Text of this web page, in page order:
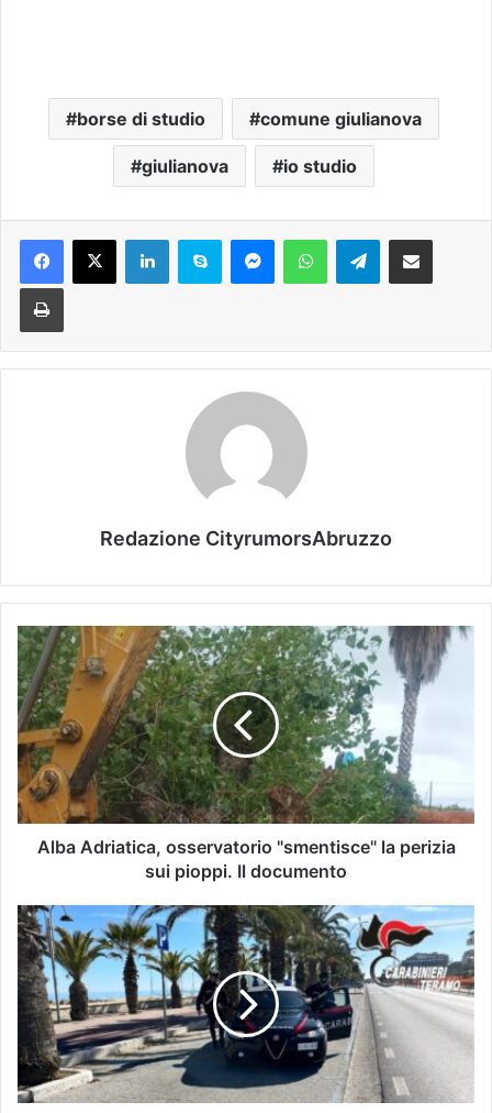
borse di studio comune giulianova
giulianova io studio
Telegram
Redazione CityrumorsAbruzzo
Alba Adriatica, osservatorio "smentisce" la perizia
sui pioppi. Il documento